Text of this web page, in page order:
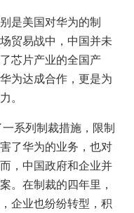
是美国对华为的制
贸易战中，中国并未
芯片产业的全国产
为达成合作，更是为
。
系列制裁措施，限制
了华为的业务，也对
，中国政府和企业并
。在制裁的四年里，
企业也纷纷转型，积